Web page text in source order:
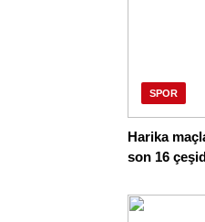
SPOR
Harika
son 16